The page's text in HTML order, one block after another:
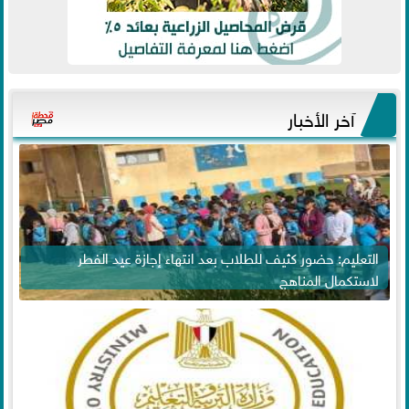
آخر الأخبار
التعليم: حضور كثيف للطلاب بعد انتهاء إجازة عيد الفطر
لاستكمال المناهج